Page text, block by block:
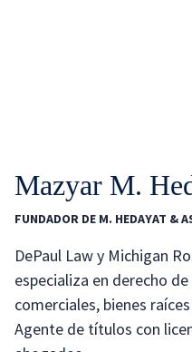
Mazyar M.
FUNDADOR DE M. HEDAYAT &
DePaul Law y Michigan
especializa en derecho
comerciales, bienes
Agente de títulos con